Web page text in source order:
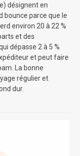
désignent en
bounce parce que le
environ 20 à 22 %
et des
dépasse 2 à 5 %
et peut faire
La bonne
régulier et
dur.